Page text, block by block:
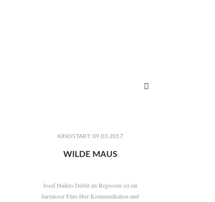

KINOSTART: 09.03.2017
WILDE MAUS
Josef Haders Debüt als Regisseur ist ein
harmloser Film über Kommunikation und